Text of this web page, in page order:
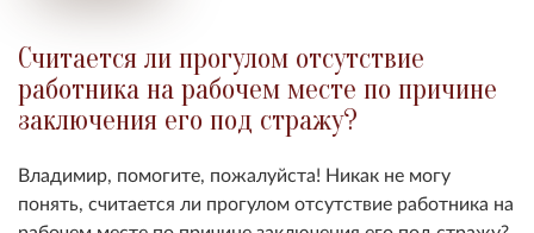
Считается ли прогулом отсутствие
работника на рабочем месте по причине
заключения его под стражу?
Владимир, помогите, пожалуйста! Никак не могу
понять, считается ли прогулом отсутствие работника на